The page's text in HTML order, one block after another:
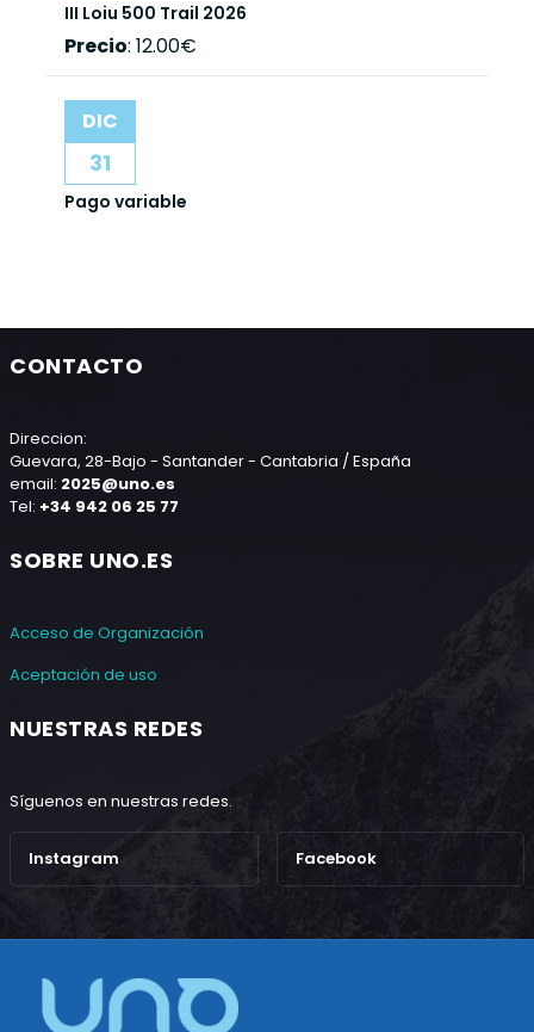
III Loiu 500 Trail 2026
Precio: 12.00€
DIC
31
Pago variable
CONTACTO
Direccion:
Guevara, 28-Bajo - Santander - Cantabria / España
email: 2025@uno.es
Tel: +34 942 06 25 77
SOBRE UNO.ES
Acceso de Organización
Aceptación de uso
NUESTRAS REDES
Síguenos en nuestras redes.
Instagram Facebook